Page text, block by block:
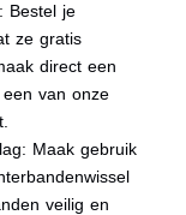
Bestel je
ze gratis
direct een
van onze
Maak gebruik
veilig en